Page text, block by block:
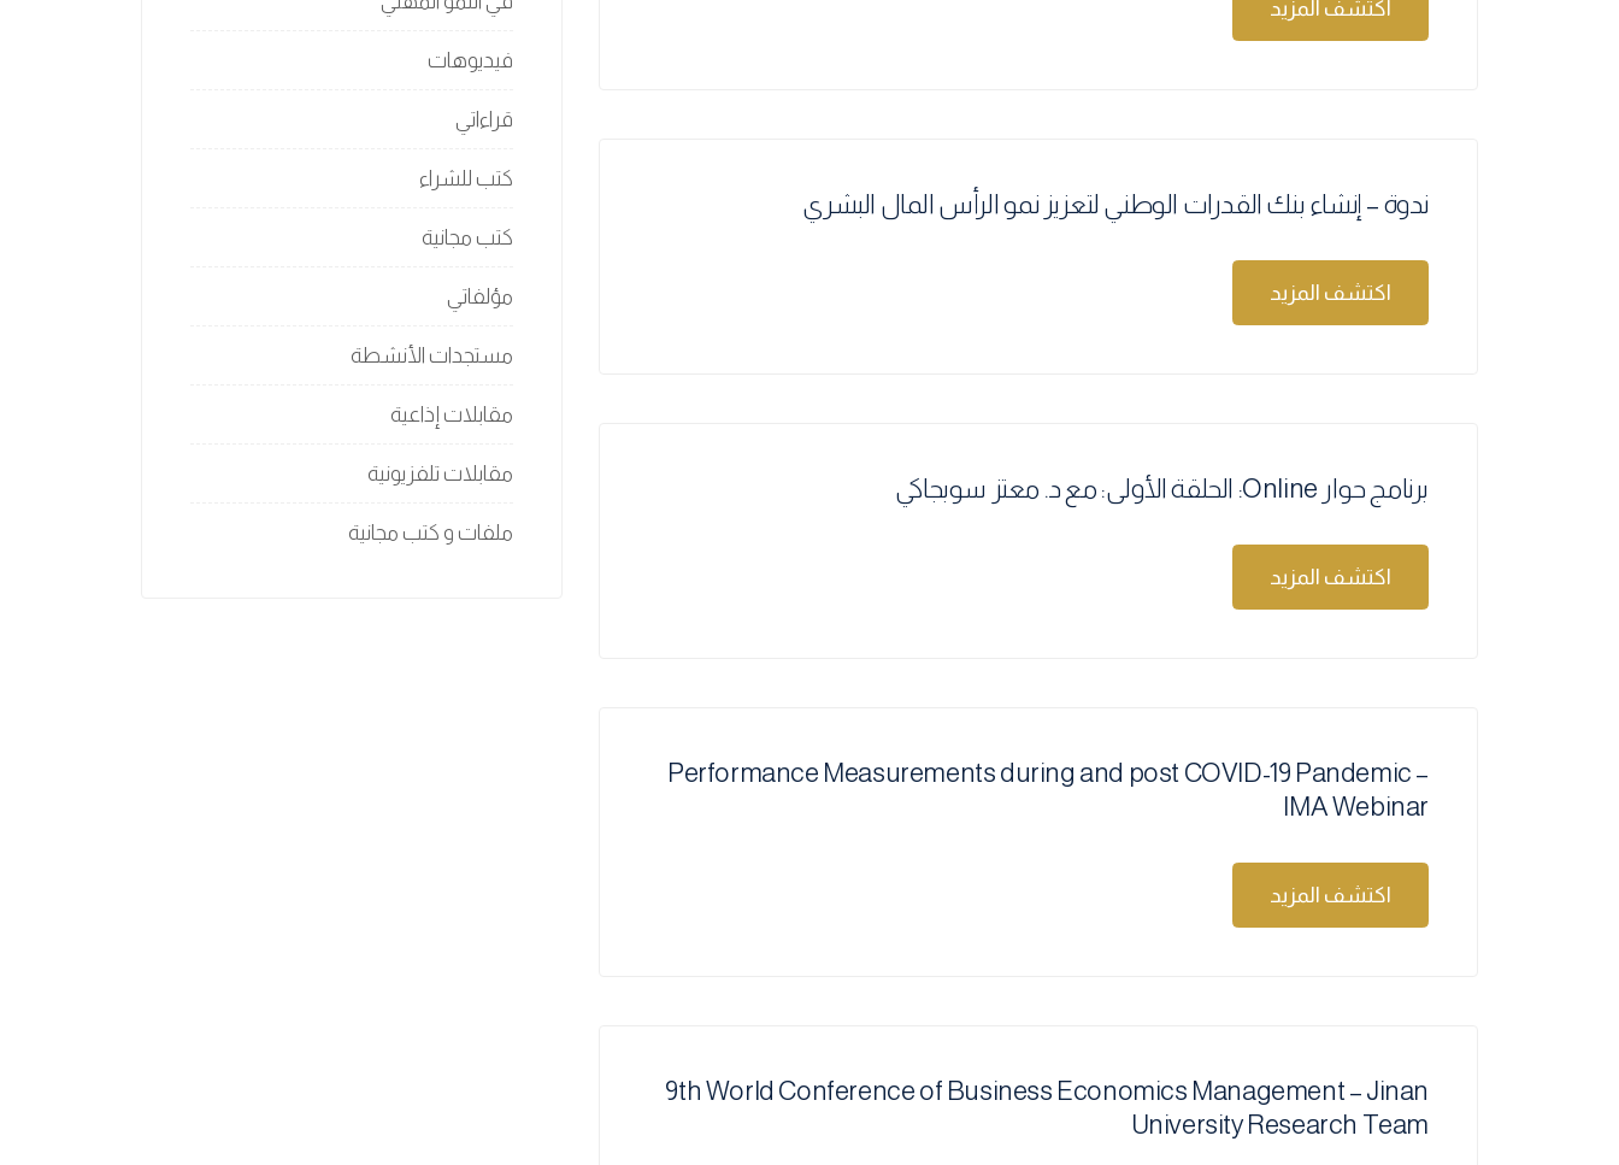
اكتشف المزيد
ندوة – إنشاء بنك القدرات الوطني لتعزيز نمو الرأس المال البشري
اكتشف المزيد
برنامج حوار Online: الحلقة الأولى: مع د. معتز سوبجاكي
اكتشف المزيد
Performance Measurements during and post COVID-19 Pandemic –
IMA Webinar
اكتشف المزيد
9th World Conference of Business Economics Management – Jinan
University Research Team
فيديوهات
قراءاتي
كتب للشراء
كتب مجانية
مؤلفاتي
مستجدات الأنشطة
مقابلات إذاعية
مقابلات تلفزيونية
ملفات و كتب مجانية